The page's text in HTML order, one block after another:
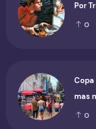
Por
0
mas
0